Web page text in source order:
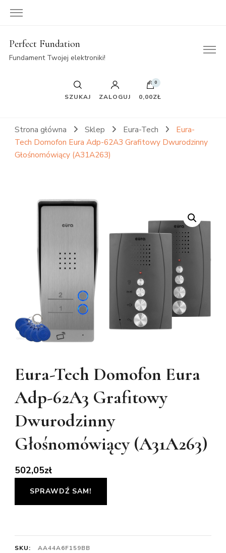
Perfect Fundation
Fundament Twojej elektroniki!
SZUKAJ ZALOGUJ
0
0,00ZŁ
Strona główna Sklep Eura-Tech
Eura-
Tech Domofon Eura Adp-62A3 Grafitowy Dwurodzinny
Głośnomówiący (A31A263)
Eura-Tech Domofon Eura
Adp-62A3 Grafitowy
Dwurodzinny
Głośnomówiący (A31A263)
502,05zł
SPRAWDŹ SAM!
SKU:
AA44A6F159BB